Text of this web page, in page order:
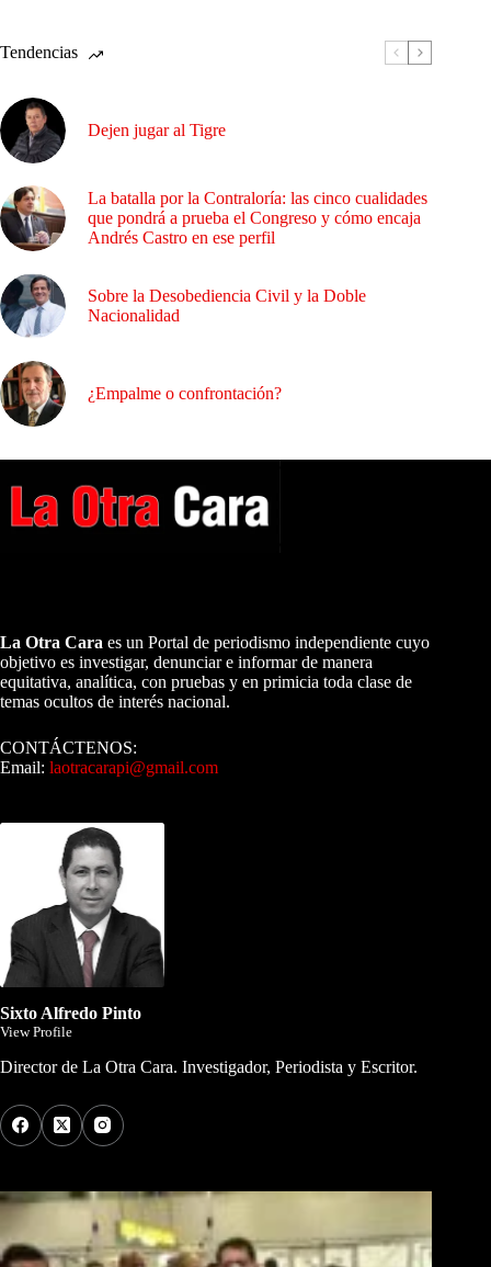
Tendencias
Dejen jugar al Tigre
La batalla por la Contraloría: las cinco cualidades
que pondrá a prueba el Congreso y cómo encaja
Andrés Castro en ese perfil
Sobre la Desobediencia Civil y la Doble
Nacionalidad
¿Empalme o confrontación?
La Otra Cara es un Portal de periodismo independiente cuyo
objetivo es investigar, denunciar e informar de manera
equitativa, analítica, con pruebas y en primicia toda clase de
temas ocultos de interés nacional.
CONTÁCTENOS:
Email: laotracarapi@gmail.com
Sixto Alfredo Pinto
View Profile
Director de La Otra Cara. Investigador, Periodista y Escritor.